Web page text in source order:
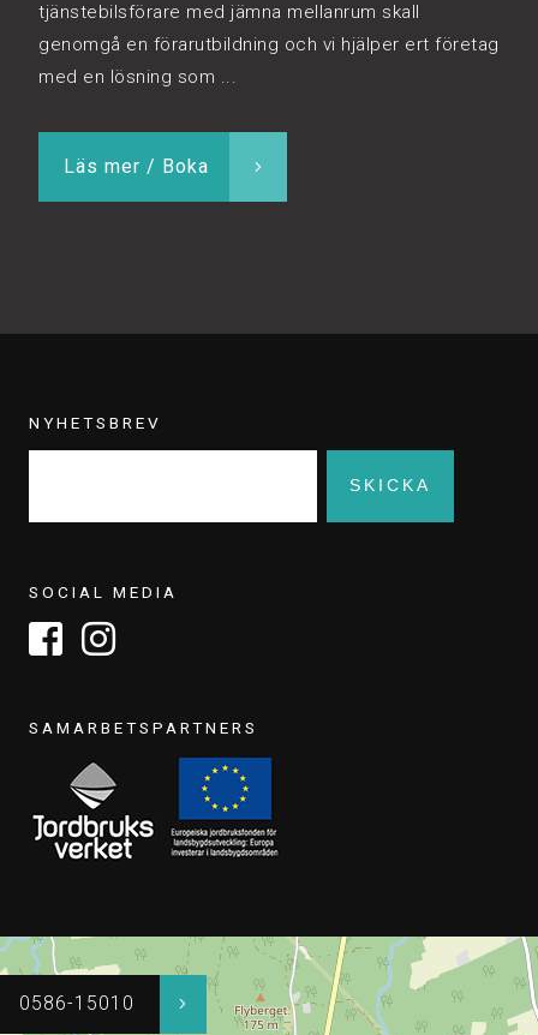
tjänstebilsförare med jämna mellanrum skall
genomgå en förarutbildning och vi hjälper ert företag
med en lösning som ...
Läs mer / Boka
NYHETSBREV
SOCIAL MEDIA
SAMARBETSPARTNERS
0586-15010